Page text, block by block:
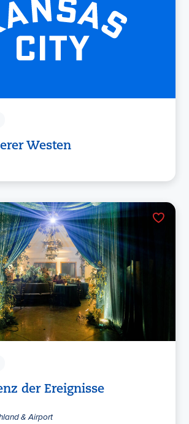
Westen
der Ereignisse
& Airport